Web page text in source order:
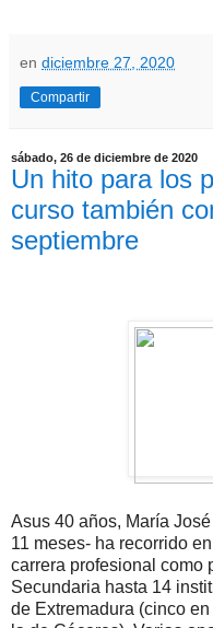
en diciembre 27, 2020
Compartir
sábado, 26 de diciembre de 2020
Un hito para los
curso también
septiembre
Asus 40 años, María
11 meses- ha recorrido
carrera profesional como
Secundaria hasta 14
de Extremadura (cinco